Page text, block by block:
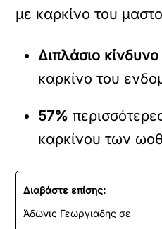
με καρκίνο του
Διπλάσιο κίνδυνο
καρκίνο του
57%
καρκίνου των
Διαβάστε επίσης:
Άδωνις Γεωργιάδης σε